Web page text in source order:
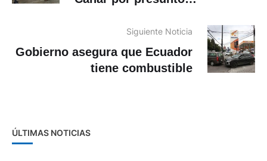
Siguiente Noticia
Gobierno asegura que Ecuador
tiene combustible
ÚLTIMAS NOTICIAS